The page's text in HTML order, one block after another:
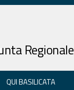
Regionale
QUI BASILICATA